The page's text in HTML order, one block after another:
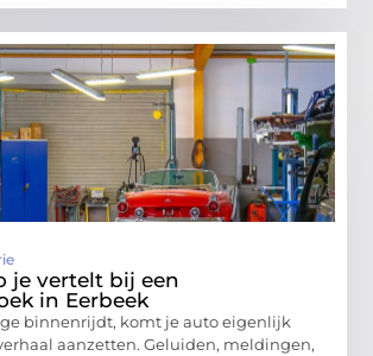
je vertelt bij een
in Eerbeek
binnenrijdt, komt je auto eigenlijk
aanzetten. Geluiden, meldingen,